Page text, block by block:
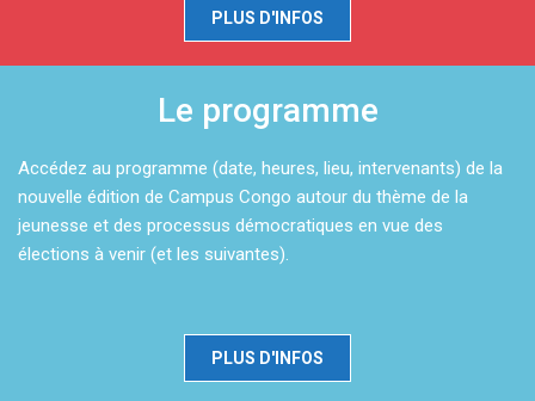
PLUS D'INFOS
Le programme
Accédez au programme (date, heures, lieu, intervenants) de la
nouvelle édition de Campus Congo autour du thème de la
jeunesse et des processus démocratiques en vue des
élections à venir (et les suivantes).
PLUS D'INFOS